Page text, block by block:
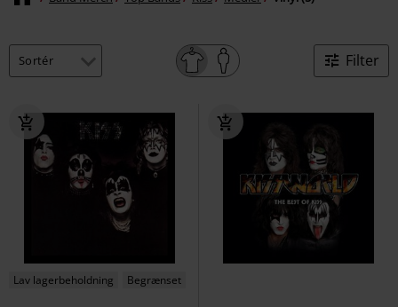
Filter
Lav lagerbeholdning Begrænset